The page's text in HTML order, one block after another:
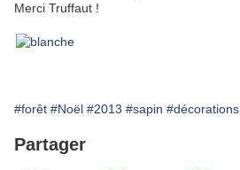
Merci Truffaut !
#forêt #Noël #2013 #sapin #décorations
Partager